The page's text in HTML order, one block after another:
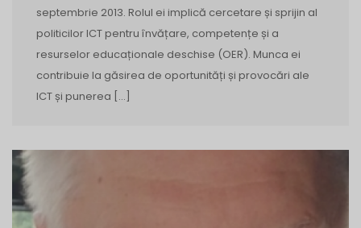
septembrie 2013. Rolul ei implică cercetare și sprijin al
politicilor ICT pentru învățare, competențe și a
resurselor educaționale deschise (OER). Munca ei
contribuie la găsirea de oportunități și provocări ale
ICT și punerea […]